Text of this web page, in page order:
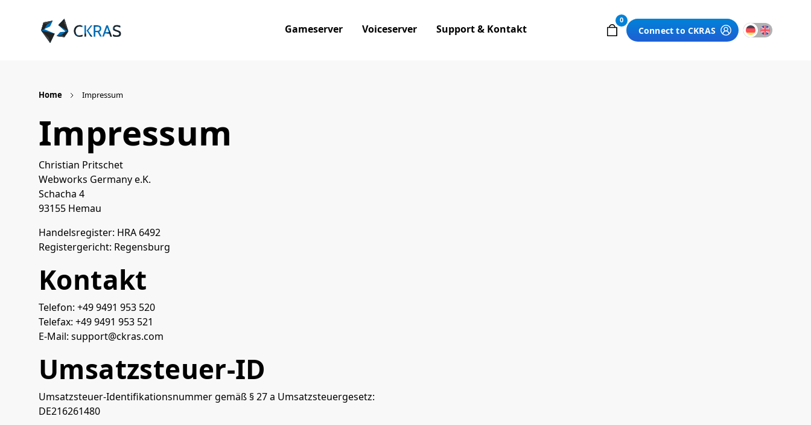
Gameserver Voiceserver Support & Kontakt
0
Connect to CKRAS
Home Impressum
Impressum
Christian Pritschet
Webworks Germany e.K.
Schacha 4
93155 Hemau
Handelsregister: HRA 6492
Registergericht: Regensburg
Kontakt
Telefon: +49 9491 953 520
Telefax: +49 9491 953 521
E-Mail: support@ckras.com
Umsatzsteuer-ID
Umsatzsteuer-Identifikationsnummer gemäß § 27 a Umsatzsteuergesetz:
DE216261480